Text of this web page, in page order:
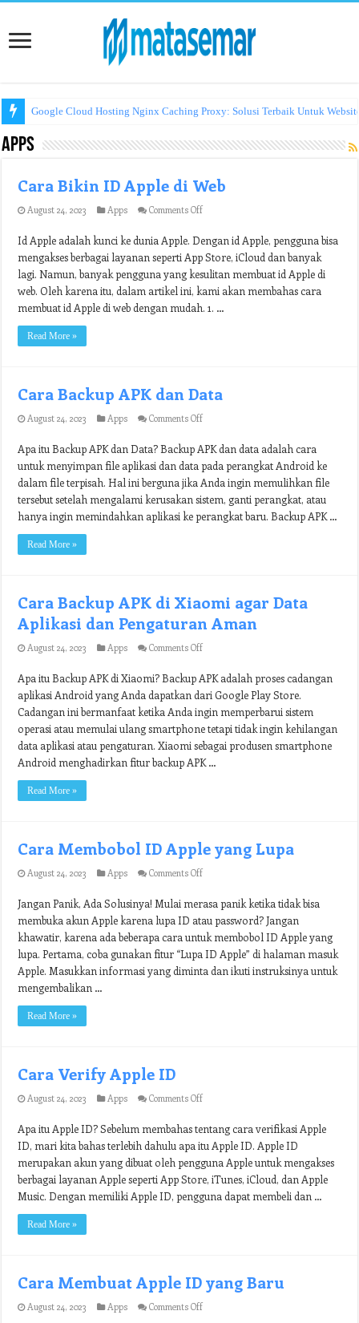
Google Cloud Hosting Nginx Caching Proxy: Solusi Terbaik Untuk
Apps
Cara Bikin ID Apple di Web
August 24, 2023 Apps Comments Offon
ID
Apple
Web
Id Apple adalah kunci ke dunia Apple. Dengan id Apple, pengguna bisa
mengakses berbagai layanan seperti App Store, iCloud dan banyak
lagi. Namun, banyak pengguna yang kesulitan membuat id Apple di
web. Oleh karena itu, dalam artikel ini, kami akan membahas cara
membuat id Apple di web dengan mudah. 1. …
Read More »
Cara Backup APK dan Data
August 24, 2023 Apps Comments Offon
Backup
APK
dan
Data
Apa itu Backup APK dan Data? Backup APK dan data adalah cara
untuk menyimpan file aplikasi dan data pada perangkat Android ke
dalam file terpisah. Hal ini berguna jika Anda ingin memulihkan file
tersebut setelah mengalami kerusakan sistem, ganti perangkat, atau
hanya ingin memindahkan aplikasi ke perangkat baru. Backup APK …
Read More »
Cara Backup APK di Xiaomi agar Data
Aplikasi dan Pengaturan Aman
August 24, 2023 Apps Comments Offon
Backup
APK
di
Xiaomi
agar
Data
Aplikasi
dan
Pengaturan
Apa itu Backup APK di Xiaomi? Backup APK adalah proses cadangan
aplikasi Android yang Anda dapatkan dari Google Play Store.
Cadangan ini bermanfaat ketika Anda ingin memperbarui sistem
operasi atau memulai ulang smartphone tetapi tidak ingin kehilangan
data aplikasi atau pengaturan. Xiaomi sebagai produsen smartphone
Android menghadirkan fitur backup APK …
Read More »
Cara Membobol ID Apple yang Lupa
August 24, 2023 Apps Comments Offon
ID
Apple
yang
Lupa
Jangan Panik, Ada Solusinya! Mulai merasa panik ketika tidak bisa
membuka akun Apple karena lupa ID atau password? Jangan
khawatir, karena ada beberapa cara untuk membobol ID Apple yang
lupa. Pertama, coba gunakan fitur “Lupa ID Apple” di halaman masuk
Apple. Masukkan informasi yang diminta dan ikuti instruksinya untuk
mengembalikan …
Read More »
Cara Verify Apple ID
August 24, 2023 Apps Comments Offon
Apple
ID
Apa itu Apple ID? Sebelum membahas tentang cara verifikasi Apple
ID, mari kita bahas terlebih dahulu apa itu Apple ID. Apple ID
merupakan akun yang dibuat oleh pengguna Apple untuk mengakses
berbagai layanan Apple seperti App Store, iTunes, iCloud, dan Apple
Music. Dengan memiliki Apple ID, pengguna dapat membeli dan …
Read More »
Cara Membuat Apple ID yang Baru
August 24, 2023 Apps Comments Offon